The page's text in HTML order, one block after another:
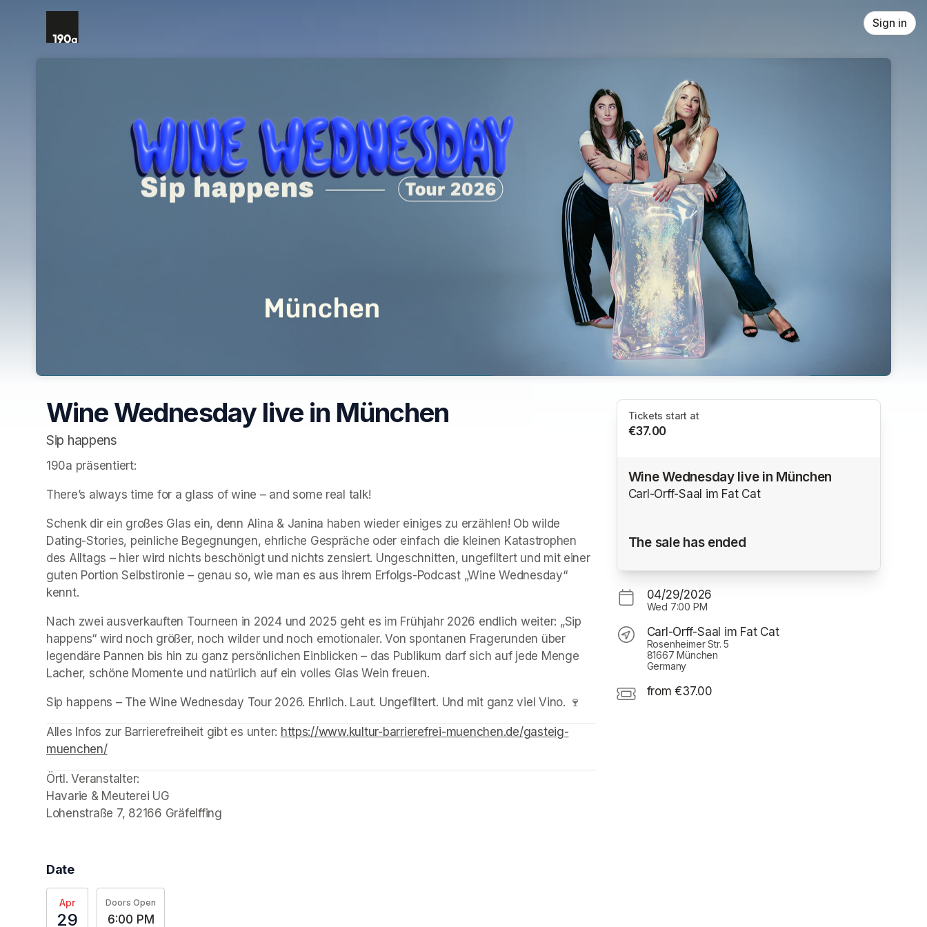
Skip header
Sign in
Wine Wednesday live in München
Sip happens
190a präsentiert:
There’s always time for a glass of wine – and some real talk!
Schenk dir ein großes Glas ein, denn Alina & Janina haben wieder einiges zu erzählen! Ob wilde
Dating-Stories, peinliche Begegnungen, ehrliche Gespräche oder einfach die kleinen Katastrophen
des Alltags – hier wird nichts beschönigt und nichts zensiert. Ungeschnitten, ungefiltert und mit einer
guten Portion Selbstironie – genau so, wie man es aus ihrem Erfolgs-Podcast „Wine Wednesday“
kennt.
Nach zwei ausverkauften Tourneen in 2024 und 2025 geht es im Frühjahr 2026 endlich weiter: „Sip
happens“ wird noch größer, noch wilder und noch emotionaler. Von spontanen Fragerunden über
legendäre Pannen bis hin zu ganz persönlichen Einblicken – das Publikum darf sich auf jede Menge
Lacher, schöne Momente und natürlich auf ein volles Glas Wein freuen.
Sip happens – The Wine Wednesday Tour 2026. Ehrlich. Laut. Ungefiltert. Und mit ganz viel Vino. 🍷
(opens in a new tab)
(opens in a new tab)
(opens in a new tab)
(opens in a new tab)
(opens in a new tab)
(opens in a new tab)
(opens in a new tab)
(opens in a new tab)
Alles Infos zur Barrierefreiheit gibt es unter: https://www.kultur-barrierefrei-muenchen.de/gasteig-
muenchen/(opens in a new tab)
Örtl. Veranstalter:
Havarie & Meuterei UG
Lohenstraße 7, 82166 Gräfelffing
Date
Apr
29
Doors Open
6:00 PM
Tickets start at
€37.00
Wine Wednesday live in München
Carl-Orff-Saal im Fat Cat
The sale has ended
04/29/2026
Wed 7:00 PM
Carl-Orff-Saal im Fat Cat
Rosenheimer Str. 5
81667 München
Germany
from €37.00